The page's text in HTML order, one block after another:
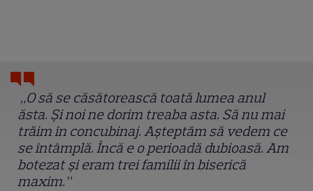
„O să se căsătorească toată lumea anul
ăsta. Și noi ne dorim treaba asta. Să nu mai
trăim în concubinaj. Așteptăm să vedem ce
se întâmplă. Încă e o perioadă dubioasă. Am
botezat și eram trei familii în biserică
maxim.”